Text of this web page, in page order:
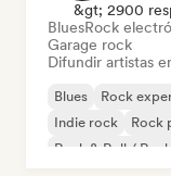
&gt; 2900
BluesRock
Garage rock
Difundir artistas
Blues Rock
Indie rock
Rock
Rock & Roll / Rock